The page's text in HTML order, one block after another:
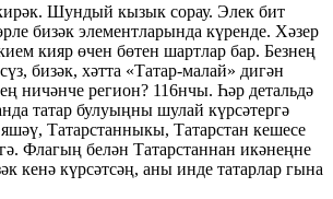
Шундый кызык сорау. Элек бит
бизәк элементларында күренде. Хәзер
кияр өчен бөтен шартлар бар. Безнең
бизәк, хәтта «Татар-малай» дигән
ничәнче регион? 116нчы. Һәр детальдә
татар булуыңны шулай күрсәтергә
Татарстанныкы, Татарстан кешесе
Флагың белән Татарстаннан икәнеңне
кенә күрсәтсәң, аны инде татарлар гына